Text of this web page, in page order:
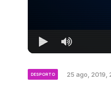
DESPORTO 25 ago, 2019,